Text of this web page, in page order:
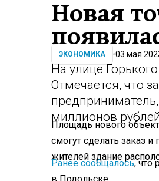
Новая
ЭКОНОМИКА 03 мая
На улице
Отмечается, что
миллионов
Площадь нового
смогут сделать заказ
жителей здание
Ранее сообщалось, что
в Подольске.